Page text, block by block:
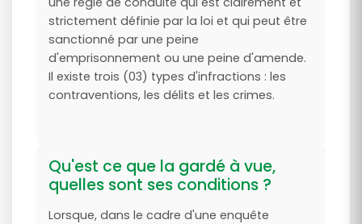
strictement définie par la loi et qui peut être
sanctionné par une peine
d'emprisonnement ou une peine d'amende.
Il existe trois (03) types d'infractions : les
contraventions, les délits et les crimes.
Qu'est ce que la gardé à vue,
quelles sont ses conditions ?
Lorsque, dans le cadre d'une enquête